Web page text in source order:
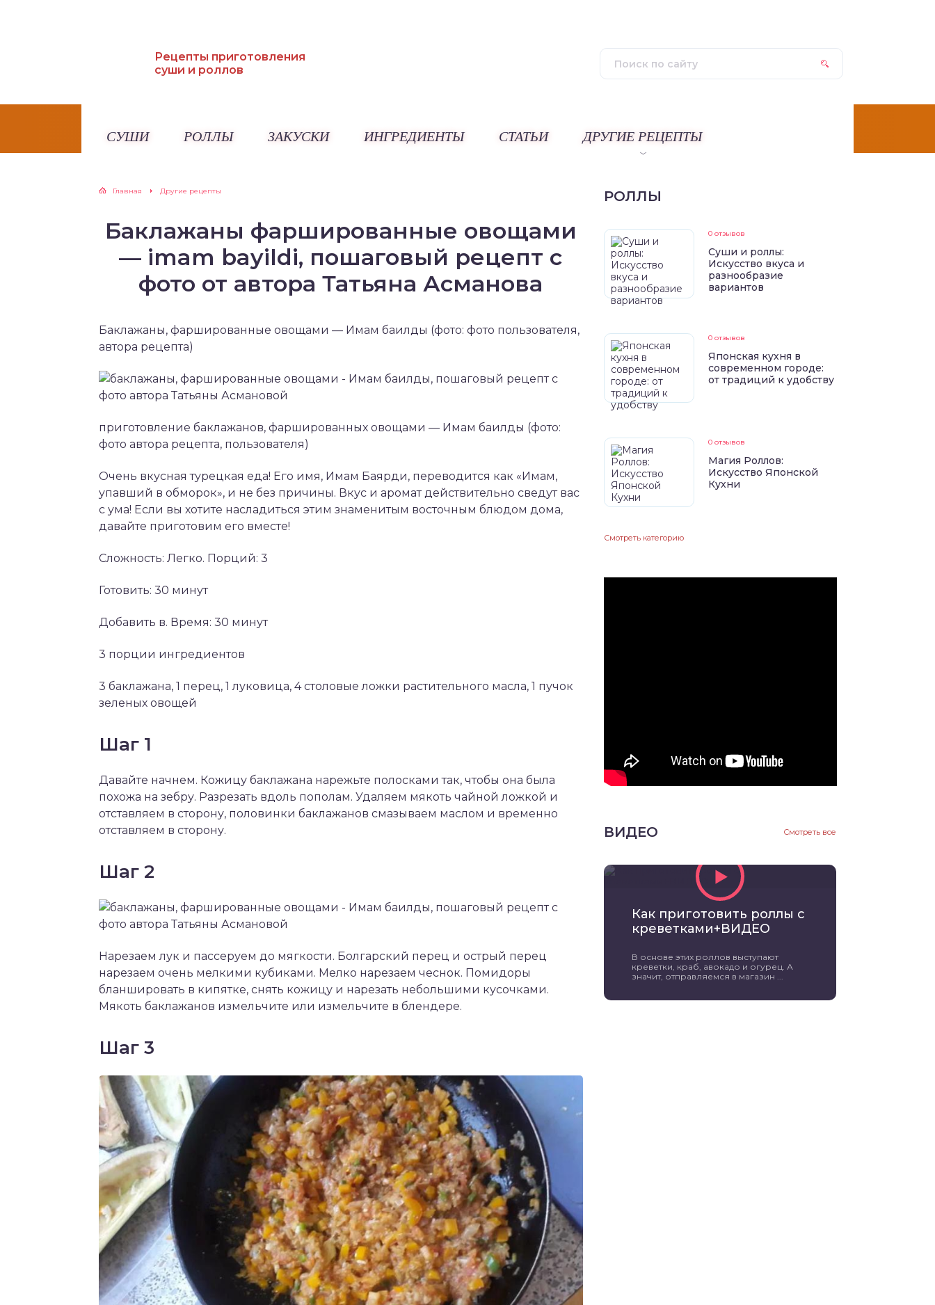
Рецепты приготовления
суши и роллов
СУШИ РОЛЛЫ ЗАКУСКИ ИНГРЕДИЕНТЫ СТАТЬИ ДРУГИЕ РЕЦЕПТЫ
Главная Другие рецепты
Баклажаны фаршированные овощами
— imam bayildi, пошаговый рецепт с
фото от автора Татьяна Асманова
Баклажаны, фаршированные овощами — Имам баилды (фото: фото пользователя,
автора рецепта)
приготовление баклажанов, фаршированных овощами — Имам баилды (фото:
фото автора рецепта, пользователя)
Очень вкусная турецкая еда! Его имя, Имам Баярди, переводится как «Имам,
упавший в обморок», и не без причины. Вкус и аромат действительно сведут вас
с ума! Если вы хотите насладиться этим знаменитым восточным блюдом дома,
давайте приготовим его вместе!
Сложность: Легко. Порций: 3
Готовить: 30 минут
Добавить в. Время: 30 минут
3 порции ингредиентов
3 баклажана, 1 перец, 1 луковица, 4 столовые ложки растительного масла, 1 пучок
зеленых овощей
Шаг 1
Давайте начнем. Кожицу баклажана нарежьте полосками так, чтобы она была
похожа на зебру. Разрезать вдоль пополам. Удаляем мякоть чайной ложкой и
отставляем в сторону, половинки баклажанов смазываем маслом и временно
отставляем в сторону.
Шаг 2
Нарезаем лук и пассеруем до мягкости. Болгарский перец и острый перец
нарезаем очень мелкими кубиками. Мелко нарезаем чеснок. Помидоры
бланшировать в кипятке, снять кожицу и нарезать небольшими кусочками.
Мякоть баклажанов измельчите или измельчите в блендере.
Шаг 3
РОЛЛЫ
0 отзывов
Суши и роллы:
Искусство вкуса и
разнообразие
вариантов
0 отзывов
Японская кухня в
современном городе:
от традиций к удобству
0 отзывов
Магия Роллов:
Искусство Японской
Кухни
Смотреть категорию
ВИДЕО Смотреть все
Как приготовить роллы с
креветками+ВИДЕО
В основе этих роллов выступают
креветки, краб, авокадо и огурец. А
значит, отправляемся в магазин ...